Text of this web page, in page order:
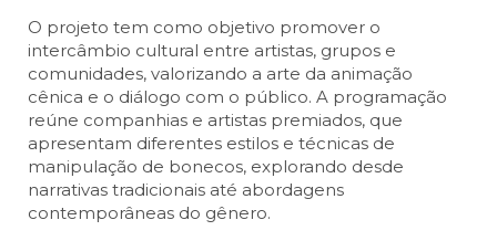
O projeto tem como objetivo promover o
intercâmbio cultural entre artistas, grupos e
comunidades, valorizando a arte da animação
cênica e o diálogo com o público. A programação
reúne companhias e artistas premiados, que
apresentam diferentes estilos e técnicas de
manipulação de bonecos, explorando desde
narrativas tradicionais até abordagens
contemporâneas do gênero.